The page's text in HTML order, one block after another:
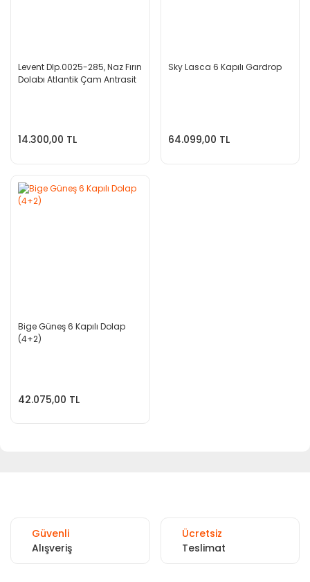
Levent Dlp.0025-285, Naz Fırın
Dolabı Atlantik Çam Antrasit
14.300,00 TL
Sky Lasca 6 Kapılı Gardrop
64.099,00 TL
Bige Güneş 6 Kapılı Dolap
(4+2)
42.075,00 TL
Güvenli
Alışveriş
Ücretsiz
Teslimat